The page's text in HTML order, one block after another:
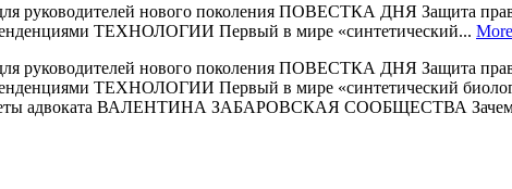
нового поколения ПОВЕСТКА ДНЯ Защита прав
ТЕХНОЛОГИИ Первый в мире «синтетический... More
нового поколения ПОВЕСТКА ДНЯ Защита прав
ТЕХНОЛОГИИ Первый в мире «синтетический
адвоката ВАЛЕНТИНА ЗАБАРОВСКАЯ СООБЩЕСТВА Зачем